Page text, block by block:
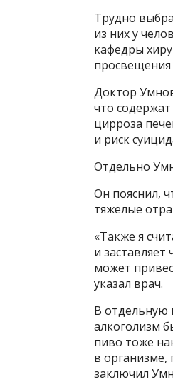
Трудно
из них у
кафедры
просвещения
Доктор
что
цирроза
и риск
Отдельно
Он пояснил,
тяжелые
«Также я
и
может
указал врач.
В отдельную
алкоголизм
пиво тоже
в организме,
заключил